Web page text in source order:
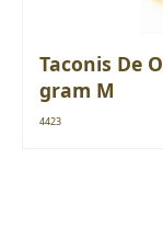
Taconis De
gram M
4423